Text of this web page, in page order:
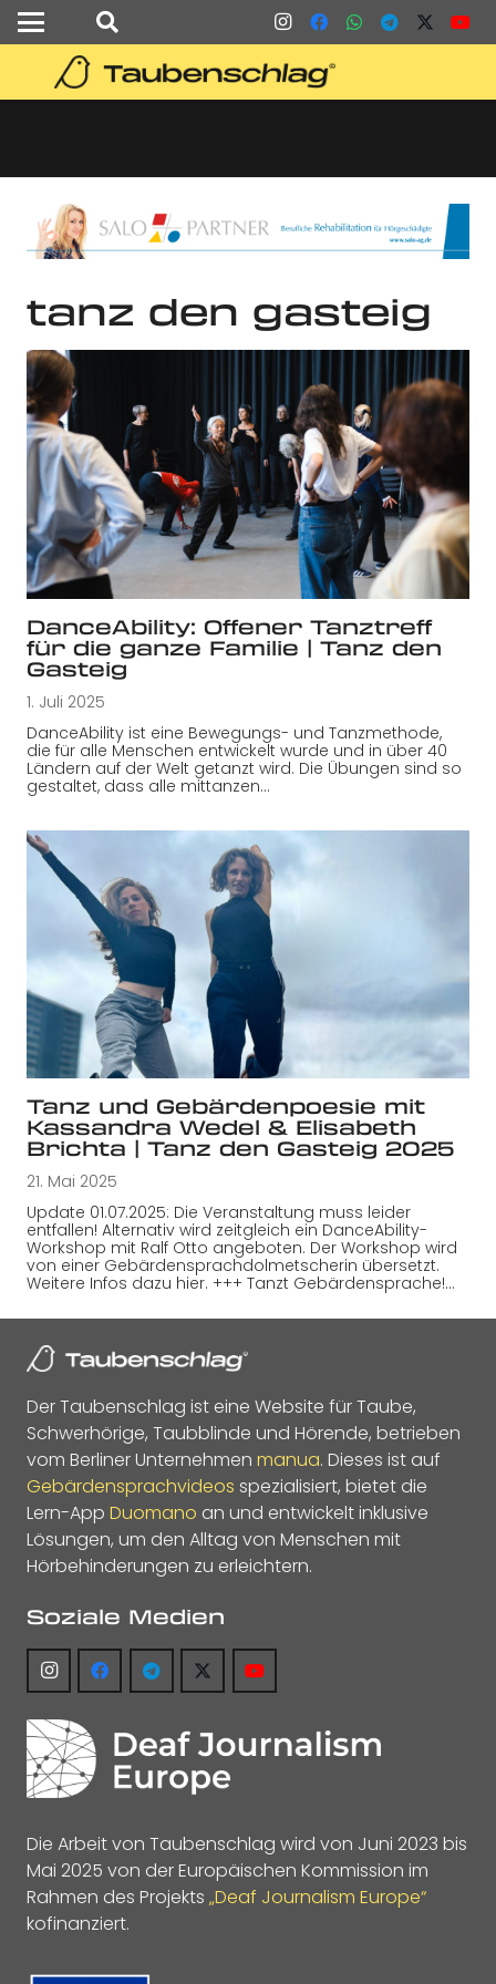
tanz den gasteig
DanceAbility: Offener Tanztreff
für die ganze Familie | Tanz den
Gasteig
1. Juli 2025
DanceAbility ist eine Bewegungs- und Tanzmethode,
die für alle Menschen entwickelt wurde und in über 40
Ländern auf der Welt getanzt wird. Die Übungen sind so
gestaltet, dass alle mittanzen…
Tanz und Gebärdenpoesie mit
Kassandra Wedel & Elisabeth
Brichta | Tanz den Gasteig 2025
21. Mai 2025
Update 01.07.2025: Die Veranstaltung muss leider
entfallen! Alternativ wird zeitgleich ein DanceAbility-
Workshop mit Ralf Otto angeboten. Der Workshop wird
von einer Gebärdensprachdolmetscherin übersetzt.
Weitere Infos dazu hier. +++ Tanzt Gebärdensprache!…
Der Taubenschlag ist eine Website für Taube,
Schwerhörige, Taubblinde und Hörende, betrieben
vom Berliner Unternehmen manua. Dieses ist auf
Gebärdensprachvideos spezialisiert, bietet die
Lern-App Duomano an und entwickelt inklusive
Lösungen, um den Alltag von Menschen mit
Hörbehinderungen zu erleichtern.
Soziale Medien
Die Arbeit von Taubenschlag wird von Juni 2023 bis
Mai 2025 von der Europäischen Kommission im
Rahmen des Projekts „Deaf Journalism Europe“
kofinanziert.